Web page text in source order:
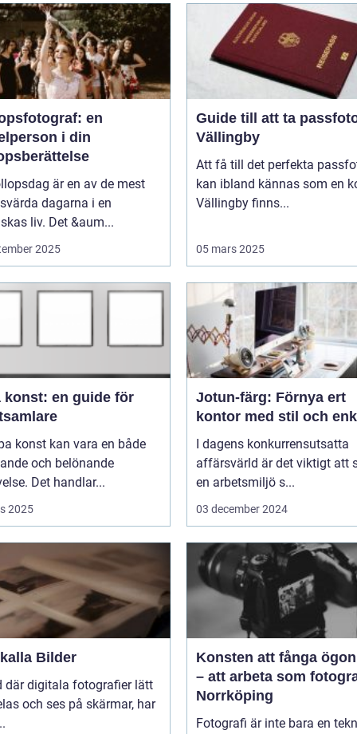
en
i din
är en av de mest
dagarna i en
liv. Det &aum...
2025
Guide till att ta
Vällingby
Att få till det perfekta
kan ibland kännas som en
Vällingby finns...
05 mars 2025
konst: en guide för
konst kan vara en både
och belönande
Det handlar...
2025
Jotun-färg: Förnya ert
kontor med stil och
I dagens konkurrensutsatta
affärsvärld är det viktigt att
en arbetsmiljö s...
03 december 2024
Bilder
där digitala fotografier lätt
och ses på skärmar, har
Konsten att fånga
– att arbeta som
Norrköping
Fotografi är inte bara en